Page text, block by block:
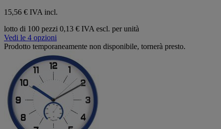
15,56 € IVA incl.
lotto di 100 pezzi 0,13 € IVA escl. per unità
Vedi le 4 opzioni
Prodotto temporaneamente non disponibile, tornerà presto.